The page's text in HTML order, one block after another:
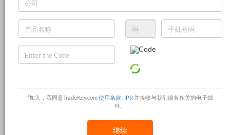
*加入，我同意TradeKey.com使用条款 IPR并接收与我们服务相关的电子邮
件。
继续
Electronic Measuring Instruments
Other Measuring Instruments
Optical Instruments
Pressure Measuring Instruments